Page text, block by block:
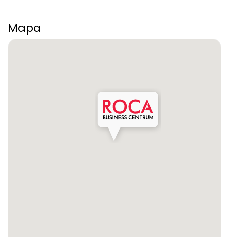
Mapa